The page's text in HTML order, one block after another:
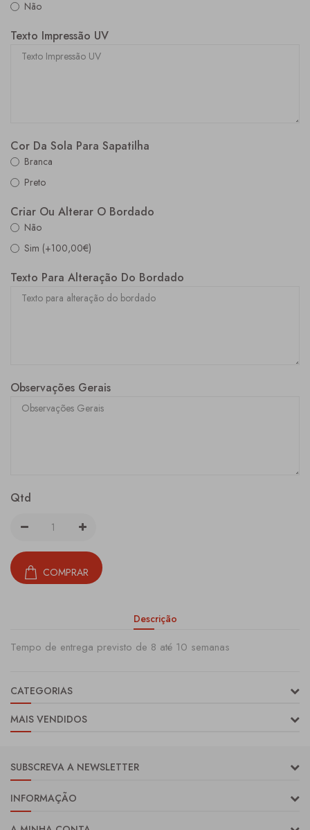
Não
Texto Impressão UV
Cor Da Sola Para Sapatilha
Branca
Preto
Criar Ou Alterar O Bordado
Não
Sim (+100,00€)
Texto Para Alteração Do Bordado
Observações Gerais
Qtd
COMPRAR
Descrição
Tempo de entrega previsto de 8 até 10 semanas
CATEGORIAS
MAIS VENDIDOS
SUBSCREVA A NEWSLETTER
INFORMAÇÃO